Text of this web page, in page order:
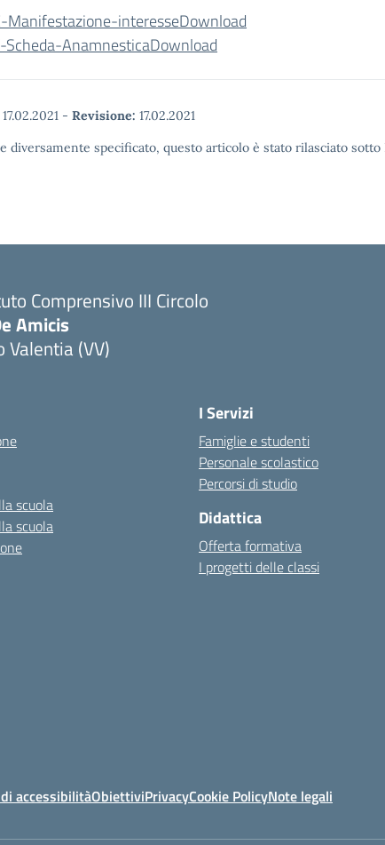
Manifestazione-interesseDownload
Scheda-AnamnesticaDownload
17.02.2021 - Revisione: 17.02.2021
diversamente specificato, questo articolo è stato rilasciato
Comprensivo III Circolo
Amicis
Valentia (VV)
scuola
scuola
I Servizi
Famiglie e studenti
Personale scolastico
Percorsi di studio
Didattica
Offerta formativa
I progetti delle classi
accessibilitàObiettiviPrivacyCookie PolicyNote legali